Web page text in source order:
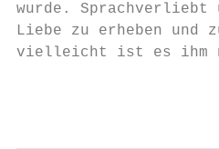
wurde.
Liebe zu erheben
vielleicht ist es ihm